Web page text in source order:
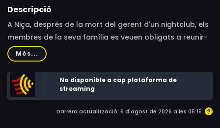
Gilles Lellouche, Éléonore Bernheim
Descripció
A Niça, després de la mort del gerent d'un nightclub, els
membres de la seva família es veuen obligats a reunir-
se malgrat que preferirien no tenir res a veure els uns
amb els altres.
Més...
No disponible a cap plataforma de
streaming
Darrera actualització: 6 d'agost de 2026 a les 05:15